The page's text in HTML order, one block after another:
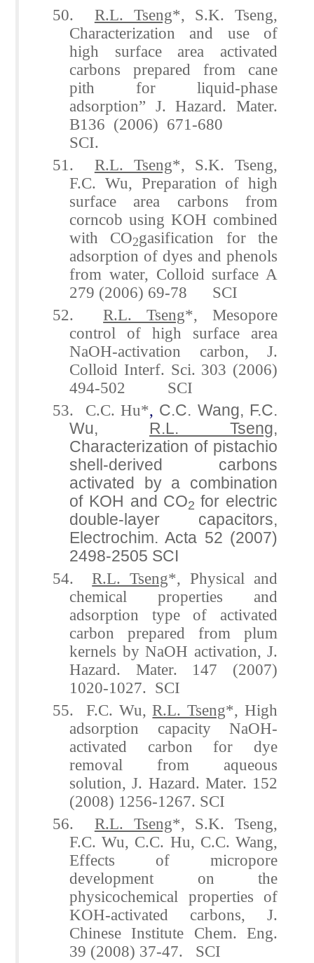
50. R.L. Tseng*, S.K. Tseng,
Characterization and use of
high surface area activated
carbons prepared from cane
pith for liquid-phase
adsorption” J. Hazard. Mater.
B136 (2006) 671-680
SCI.
51. R.L. Tseng*, S.K. Tseng,
F.C. Wu, Preparation of high
surface area carbons from
corncob using KOH combined
with CO2gasification for the
adsorption of dyes and phenols
from water, Colloid surface A
279 (2006) 69-78 SCI
52.R.L. Tseng*, Mesopore
control of high surface area
NaOH-activation carbon, J.
Colloid Interf. Sci. 303 (2006)
494-502 SCI
53. C.C. Hu*, C.C. Wang, F.C.
Wu, R.L. Tseng,
Characterization of pistachio
shell-derived carbons
activated by a combination
of KOH and CO2 for electric
double-layer capacitors,
Electrochim. Acta 52 (2007)
2498-2505 SCI
54.R.L. Tseng*, Physical and
chemical properties and
adsorption type of activated
carbon prepared from plum
kernels by NaOH activation, J.
Hazard. Mater. 147 (2007)
1020-1027. SCI
55. F.C. Wu,R.L. Tseng*, High
adsorption capacity NaOH-
activated carbon for dye
removal from aqueous
solution, J. Hazard. Mater. 152
(2008) 1256-1267. SCI
56. R.L. Tseng*, S.K. Tseng,
F.C. Wu, C.C. Hu, C.C. Wang,
Effects of micropore
development on the
physicochemical properties of
KOH-activated carbons, J.
Chinese Institute Chem. Eng.
39 (2008) 37-47. SCI